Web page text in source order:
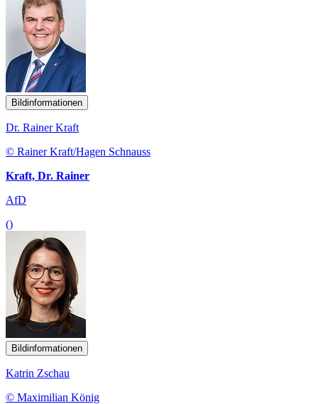
Bildinformationen
Dr. Rainer Kraft
© Rainer Kraft/Hagen Schnauss
Kraft, Dr. Rainer
AfD
()
Bildinformationen
Katrin Zschau
© Maximilian König